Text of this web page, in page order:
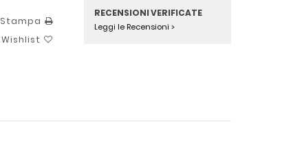
Stampa
Wishlist
RECENSIONI VERIFICATE
Leggi le Recensioni >